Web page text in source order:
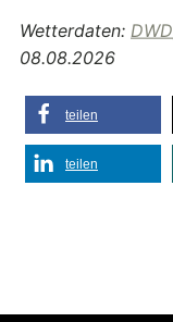
Wetterdaten: DWD
08.08.2026
teilen
teilen